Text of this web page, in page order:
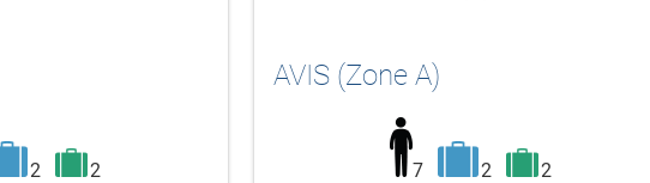
2
2
AVIS (Zone A)
7 2
2